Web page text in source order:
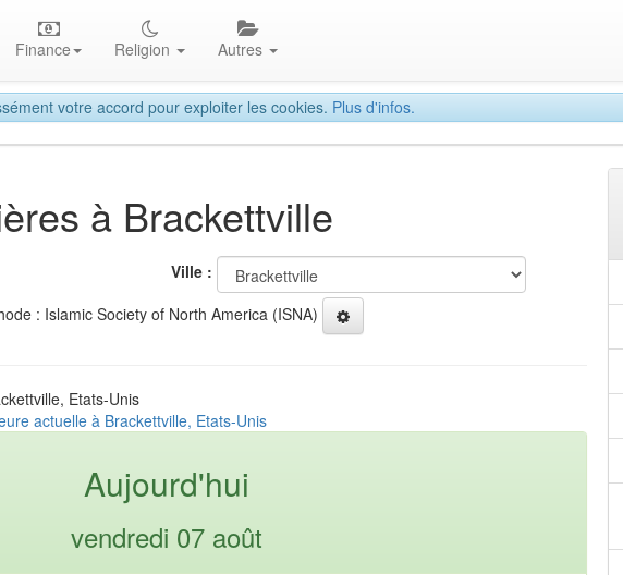
votre accord pour exploiter les cookies. Plus d'infos.
Finance Religion Autres
à Brackettville
Ville :
: Islamic Society of North America (ISNA)
Etats-Unis
actuelle à Brackettville, Etats-Unis
Aujourd'hui
vendredi 07 août